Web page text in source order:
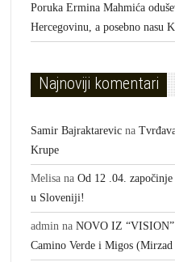
Poruka Ermina Mahmića
Hercegovinu, a posebno nasu
Najnoviji komentari
Samir Bajraktarevicna
Krupe
Melisana Od 12 .04.
u Sloveniji!
adminna NOVO IZ
Camino Verde i Migos